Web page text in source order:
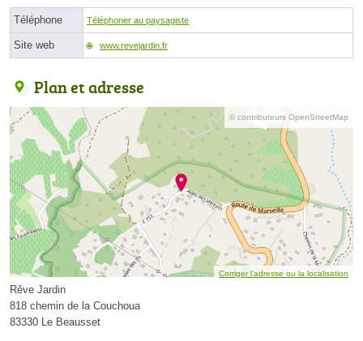
Téléphone Téléphoner au paysagiste
Site web www.revejardin.fr
Plan et adresse
© contributeurs OpenStreetMap
Corriger l’adresse ou la localisation
Rêve Jardin
818 chemin de la Couchoua
83330 Le Beausset